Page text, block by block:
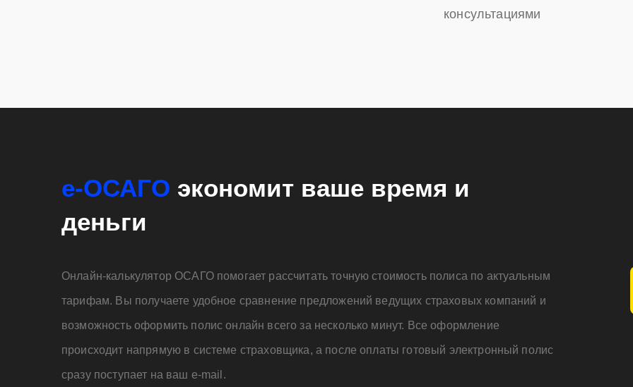
консультациями
е-ОСАГО экономит ваше время и
деньги
Онлайн-калькулятор ОСАГО помогает рассчитать точную стоимость полиса по актуальным
тарифам. Вы получаете удобное сравнение предложений ведущих страховых компаний и
возможность оформить полис онлайн всего за несколько минут. Все оформление
происходит напрямую в системе страховщика, а после оплаты готовый электронный полис
сразу поступает на ваш e-mail.